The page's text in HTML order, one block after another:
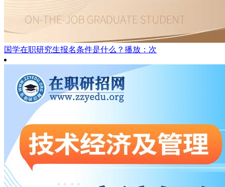
国学在职研究生报名条件是什么？ 播放：次